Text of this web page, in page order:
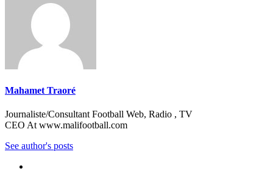
Mahamet Traoré
Journaliste/Consultant Football Web, Radio , TV
CEO At www.malifootball.com
See author's posts